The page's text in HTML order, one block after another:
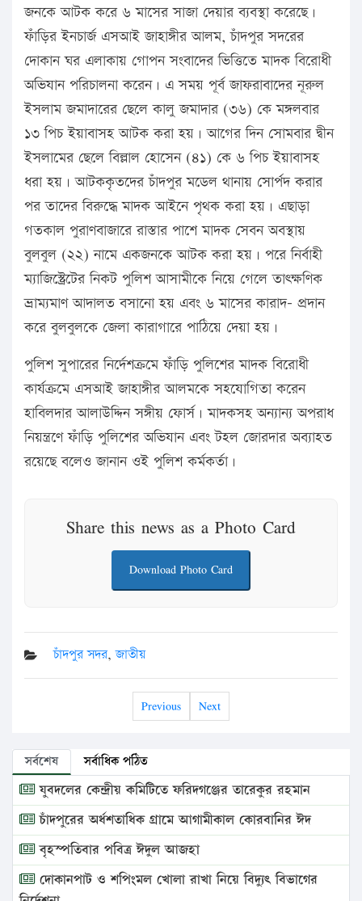
জনকে আটক করে ৬ মাসের সাজা দেয়ার ব্যবস্থা করেছে।
ফাঁড়ির ইনচার্জ এসআই জাহাঙ্গীর আলম, চাঁদপুর সদরের
দোকান ঘর এলাকায় গোপন সংবাদের ভিত্তিতে মাদক বিরোধী
অভিযান পরিচালনা করেন। এ সময় পূর্ব জাফরাবাদের নূরুল
ইসলাম জমাদারের ছেলে কালু জমাদার (৩৬) কে মঙ্গলবার
১৩ পিচ ইয়াবাসহ আটক করা হয়। আগের দিন সোমবার দ্বীন
ইসলামের ছেলে বিল্লাল হোসেন (৪১) কে ৬ পিচ ইয়াবাসহ
ধরা হয়। আটককৃতদের চাঁদপুর মডেল থানায় সোর্পদ করার
পর তাদের বিরুদ্ধে মাদক আইনে পৃথক করা হয়। এছাড়া
গতকাল পুরাণবাজারে রাস্তার পাশে মাদক সেবন অবস্থায়
বুলবুল (২২) নামে একজনকে আটক করা হয়। পরে নির্বাহী
ম্যাজিস্ট্রেটের নিকট পুলিশ আসামীকে নিয়ে গেলে তাৎক্ষণিক
ভ্রাম্যমাণ আদালত বসানো হয় এবং ৬ মাসের কারাদ- প্রদান
করে বুলবুলকে জেলা কারাগারে পাঠিয়ে দেয়া হয়।
পুলিশ সুপারের নির্দেশক্রমে ফাঁড়ি পুলিশের মাদক বিরোধী
কার্যক্রমে এসআই জাহাঙ্গীর আলমকে সহযোগিতা করেন
হাবিলদার আলাউদ্দিন সঙ্গীয় ফোর্স। মাদকসহ অন্যান্য অপরাধ
নিয়ন্ত্রণে ফাঁড়ি পুলিশের অভিযান এবং টহল জোরদার অব্যাহত
রয়েছে বলেও জানান ওই পুলিশ কর্মকর্তা।
Share this news as a Photo Card
Download Photo Card
চাঁদপুর সদর,জাতীয়
Previous Next
সর্বশেষ সর্বাধিক পঠিত
যুবদলের কেন্দ্রীয় কমিটিতে ফরিদগঞ্জের তারেকুর রহমান
চাঁদপুরের অর্ধশতাধিক গ্রামে আগামীকাল কোরবানির ঈদ
বৃহস্পতিবার পবিত্র ঈদুল আজহা
দোকানপাট ও শপিংমল খোলা রাখা নিয়ে বিদ্যুৎ বিভাগের